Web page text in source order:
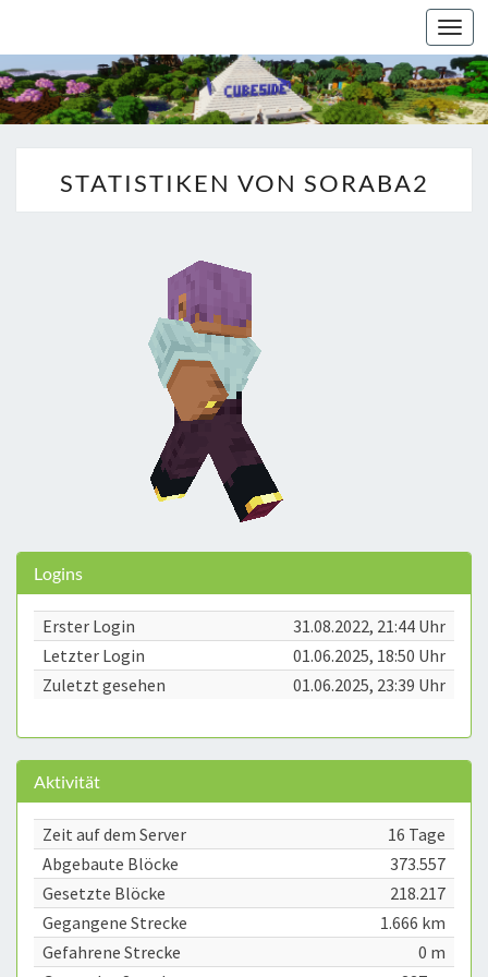
STATISTIKEN VON SORABA2
Logins
Erster Login
31.08.2022, 21:44 Uhr
Letzter Login
01.06.2025, 18:50 Uhr
Zuletzt gesehen
01.06.2025, 23:39 Uhr
Aktivität
Zeit auf dem Server
16 Tage
Abgebaute Blöcke
373.557
Gesetzte Blöcke
218.217
Gegangene Strecke
1.666 km
Gefahrene Strecke
0 m